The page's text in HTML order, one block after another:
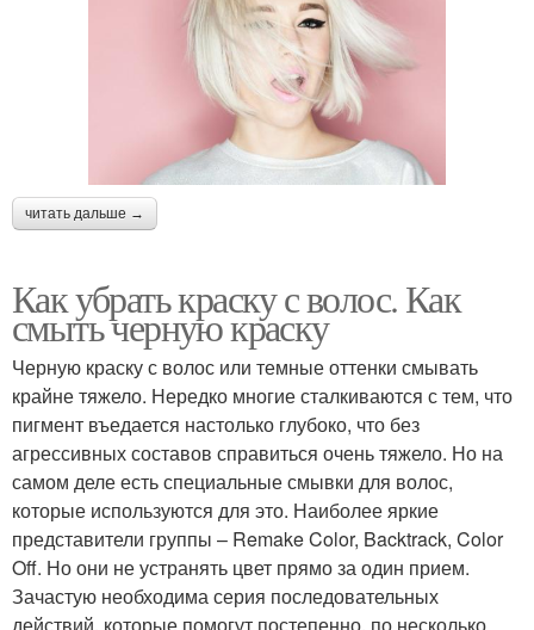
читать дальше →
Как убрать краску с волос. Как
смыть черную краску
Черную краску с волос или темные оттенки смывать
крайне тяжело. Нередко многие сталкиваются с тем, что
пигмент въедается настолько глубоко, что без
агрессивных составов справиться очень тяжело. Но на
самом деле есть специальные смывки для волос,
которые используются для это. Наиболее яркие
представители группы – Remake Color, Backtrack, Color
Off. Но они не устранять цвет прямо за один прием.
Зачастую необходима серия последовательных